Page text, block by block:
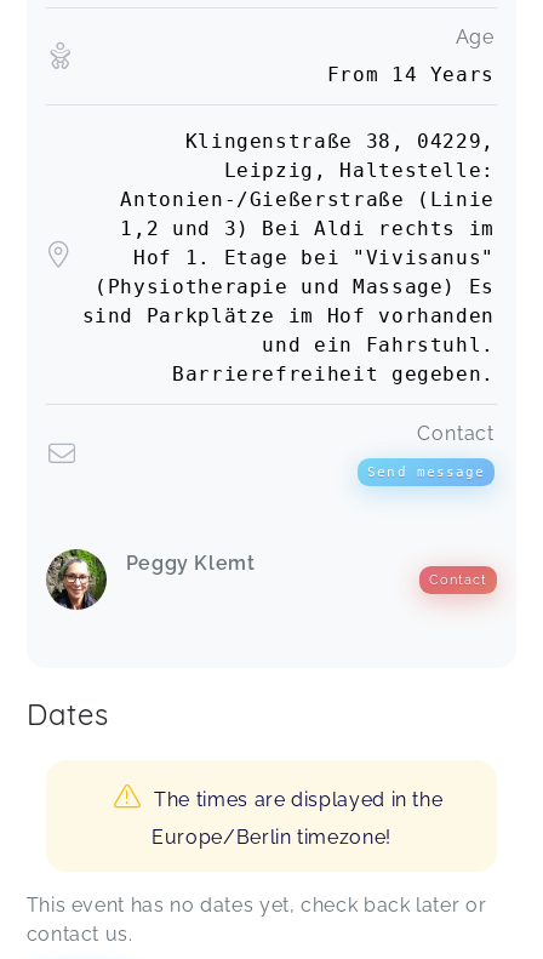
Age
From 14 Years
Klingenstraße 38, 04229,
Leipzig, Haltestelle:
Antonien-/Gießerstraße (Linie
1,2 und 3) Bei Aldi rechts im
Hof 1. Etage bei "Vivisanus"
(Physiotherapie und Massage) Es
sind Parkplätze im Hof vorhanden
und ein Fahrstuhl.
Barrierefreiheit gegeben.
Contact
Send message
Peggy Klemt
Contact
Dates
The times are displayed in the
Europe/Berlin timezone!
This event has no dates yet, check back later or
contact us.